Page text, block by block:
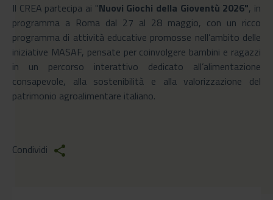
Il CREA partecipa ai "Nuovi Giochi della Gioventù 2026", in
programma a Roma dal 27 al 28 maggio, con un ricco
programma di attività educative promosse nell’ambito delle
iniziative MASAF, pensate per coinvolgere bambini e ragazzi
in un percorso interattivo dedicato all’alimentazione
consapevole, alla sostenibilità e alla valorizzazione del
patrimonio agroalimentare italiano.
Condividi share